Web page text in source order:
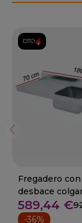
DTO.
Fregadero
desbace
70 cm
589,44 €
-36%